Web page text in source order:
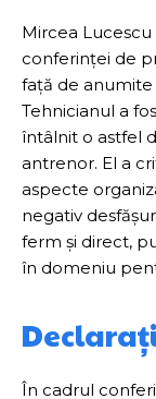
Mircea
conferinței de
față de
Tehnicianul a
întâlnit o astfel
antrenor. El a
aspecte
negativ
ferm și direct,
în domeniu
În cadrul